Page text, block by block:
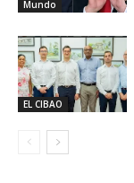
Mundo
EL CIBAO